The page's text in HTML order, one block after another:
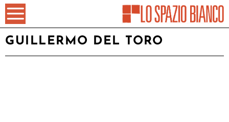
GUILLERMO DEL TORO